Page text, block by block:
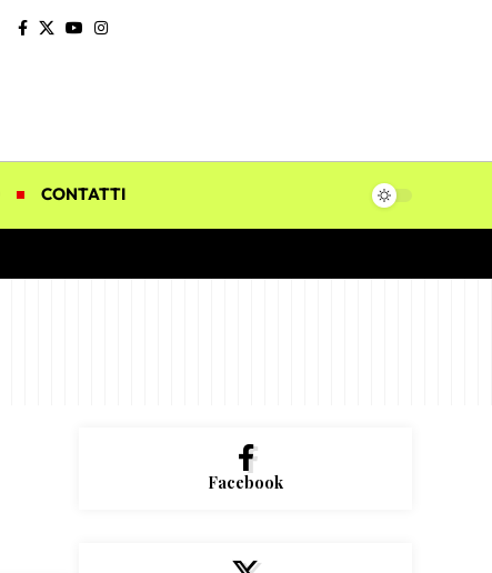
CONTATTI
Facebook